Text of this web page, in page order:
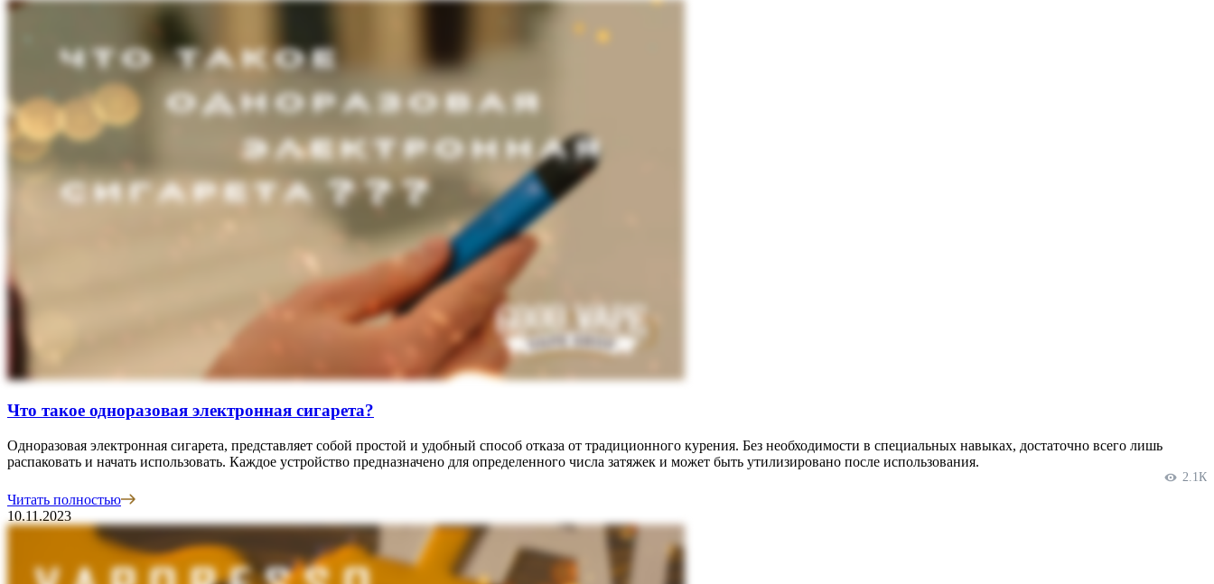
Что такое одноразовая электронная сигарета?
Одноразовая электронная сигарета, представляет собой простой и удобный способ отказа от традиционного курения. Без необходимости в специальных навыках, достаточно всего лишь
распаковать и начать использовать. Каждое устройство предназначено для определенного числа затяжек и может быть утилизировано после использования.
2.1К
Читать полностью
10.11.2023